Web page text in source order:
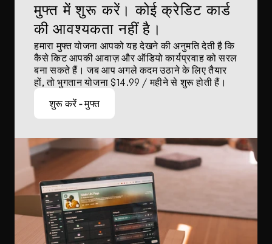
मुफ्त में शुरू करें। कोई क्रेडिट कार्ड
की आवश्यकता नहीं है।
हमारा मुफ्त योजना आपको यह देखने की अनुमति देती है कि
कैसे किट आपकी आवाज़ और ऑडियो कार्यप्रवाह को सरल
बना सकते हैं। जब आप अगले कदम उठाने के लिए तैयार
हों, तो भुगतान योजना $14.99 / महीने से शुरू होती हैं।
शुरू करें - मुफ्त